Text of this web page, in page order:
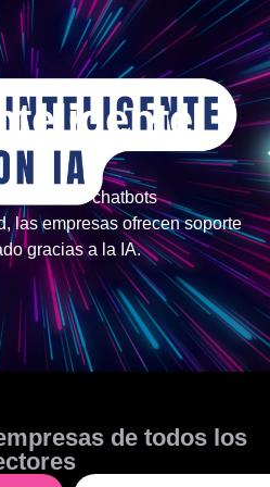
con chatbots
las empresas ofrecen soporte
gracias a la IA.
de todos los